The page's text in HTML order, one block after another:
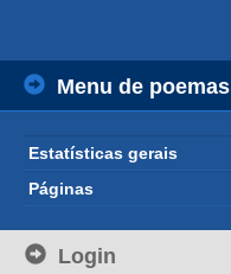
Menu de poemas
Estatísticas gerais
Páginas
Login